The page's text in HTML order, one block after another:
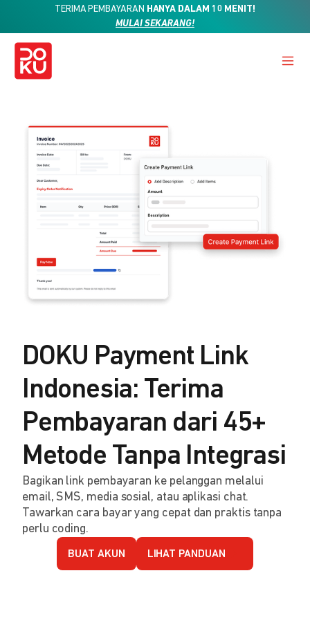
TERIMA PEMBAYARAN HANYA DALAM 10 MENIT!
MULAI SEKARANG!
DOKU Payment Link
Indonesia: Terima
Pembayaran dari 45+
Metode Tanpa Integrasi
Bagikan link pembayaran ke pelanggan melalui
email, SMS, media sosial, atau aplikasi chat.
Tawarkan cara bayar yang cepat dan praktis tanpa
perlu coding.
BUAT AKUN LIHAT PANDUAN